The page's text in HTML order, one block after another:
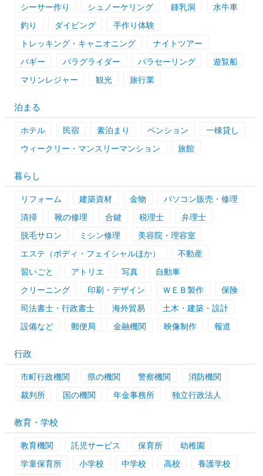
シーサー作り
シュノーケリング 鍾乳洞
水牛車
釣り
ダイビング
手作り体験
トレッキング・キャニオニング
ナイトツアー
バギー
パラグライダー パラセーリング
遊覧船
マリンレジャー
観光 旅行業
泊まる
ホテル 民宿 素泊まり ペンション
一棟貸し
ウィークリー・マンスリーマンション
旅館
暮らし
リフォーム 建築資材 金物
パソコン販売・修理
清掃
靴の修理 合鍵 税理士
弁理士
脱毛サロン
ミシン修理
美容院・理容室
エステ（ボディ・フェイシャルほか）
不動産
習いごと
アトリエ 写真
自動車
クリーニング
印刷・デザイン ＷＥＢ製作
保険
司法書士・行政書士
海外貿易
土木・建築・設計
設備など
郵便局 金融機関 映像制作 報道
行政
市町行政機関 県の機関 警察機関
消防機関
裁判所
国の機関 年金事務所 独立行政法人
教育・学校
教育機関 託児サービス 保育所
幼稚園
学童保育所
小学校 中学校 高校
養護学校